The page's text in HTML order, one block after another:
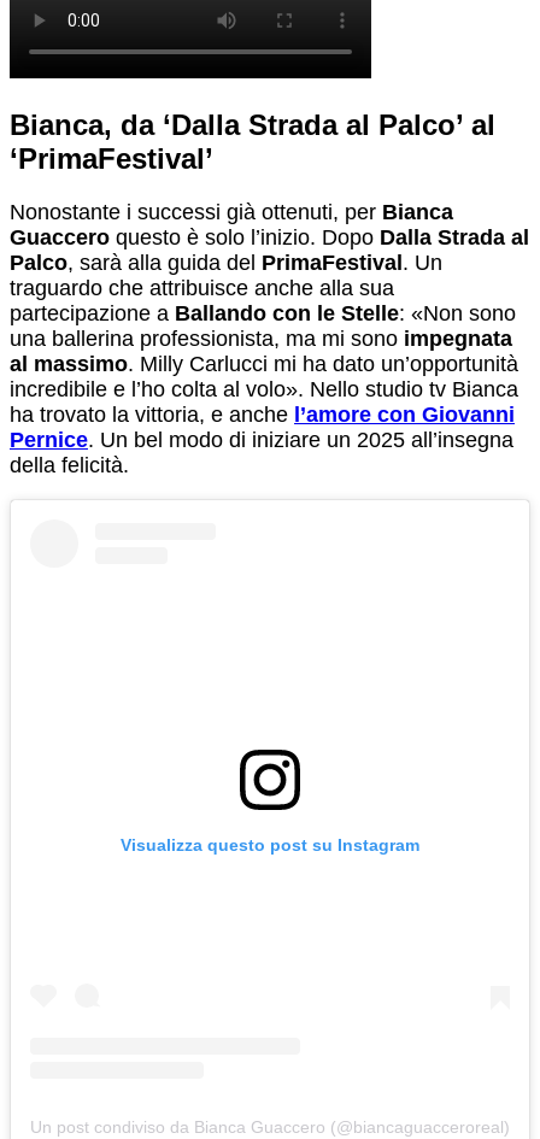
Bianca, da ‘Dalla Strada al Palco’ al
‘PrimaFestival’
Nonostante i successi già ottenuti, per Bianca
Guaccero questo è solo l’inizio. Dopo Dalla Strada al
Palco, sarà alla guida del PrimaFestival . Un
traguardo che attribuisce anche alla sua
partecipazione a Ballando con le Stelle: «Non sono
una ballerina professionista, ma mi sono impegnata
al massimo. Milly Carlucci mi ha dato un’opportunità
incredibile e l’ho colta al volo». Nello studio tv Bianca
ha trovato la vittoria, e anche l’amore con Giovanni
Pernice. Un bel modo di iniziare un 2025 all’insegna
della felicità.
Visualizza questo post su Instagram
Un post condiviso da Bianca Guaccero (@biancaguacceroreal)